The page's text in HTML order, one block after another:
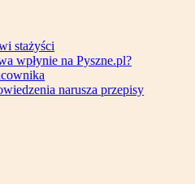
stażyści
wpłynie na Pyszne.pl?
narusza przepisy